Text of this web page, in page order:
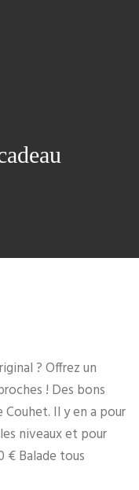
? Offrez un
! Des bons
Il y en a pour
niveaux et pour
€ Balade tous